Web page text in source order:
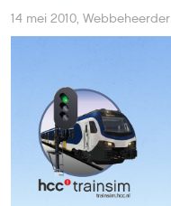
14 mei 2010, Webbeheerder